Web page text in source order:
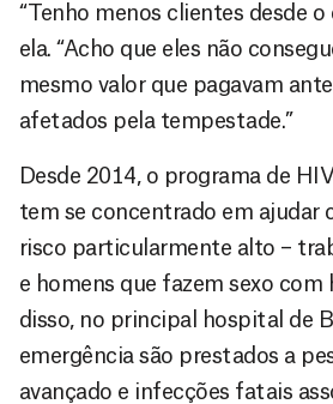
“Tenho menos clientes desde o
ela. “Acho que eles não
mesmo valor que pagavam
afetados pela tempestade.”
Desde 2014, o programa de
tem se concentrado em ajudar
risco particularmente alto –
e homens que fazem sexo com
disso, no principal hospital de
emergência são prestados a
avançado e infecções fatais